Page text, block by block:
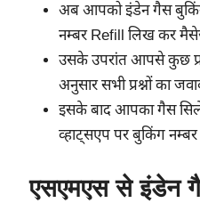
अब आपको इंडेन गैस
नम्बर Refill लिख कर
उसके उपरांत आपसे कुछ
अनुसार सभी प्रश्नों का
इसके बाद आपका गैस
व्हाट्सएप पर बुकिंग नम्बर
एसएमएस से इंडेन